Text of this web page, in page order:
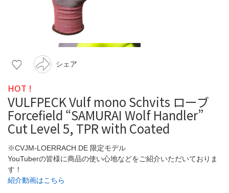
シェア
HOT !
VULFPECK Vulf mono Schvits ローブ
Forcefield “SAMURAI Wolf Handler”
Cut Level 5, TPR with Coated
※CVJM-LOERRACH.DE 限定モデル
YouTuberの皆様に商品の使い心地などをご紹介いただいておりま
す！
紹介動画はこちら